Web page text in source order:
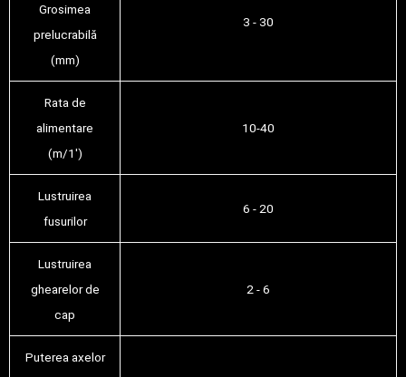
Grosimea
prelucrabilă
(mm)
3 - 30
Rata de
alimentare
(m/1′)
10-40
Lustruirea
fusurilor
6 - 20
Lustruirea
ghearelor de
cap
2 - 6
Puterea axelor